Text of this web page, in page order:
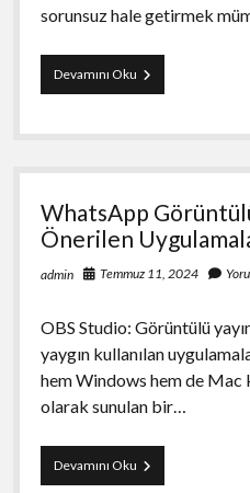
sorunsuz hale getirmek
Devamını OkuMersin
Evden
Nakliyat
Önceden
Nasıl
Yapılır
WhatsApp
Önerilen
admin Temmuz 11, 2024
OBS Studio: Görüntülü
yaygın kullanılan
hem Windows hem de Mac
olarak sunulan bir…
Devamını OkuWhatsApp
Görüntülü